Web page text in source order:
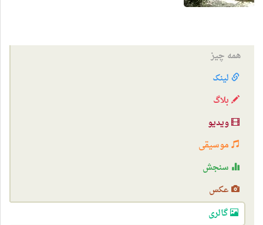
همه چیز
لینک
بلاگ
ویدیو
موسیقی
سنجش
عکس
گالری